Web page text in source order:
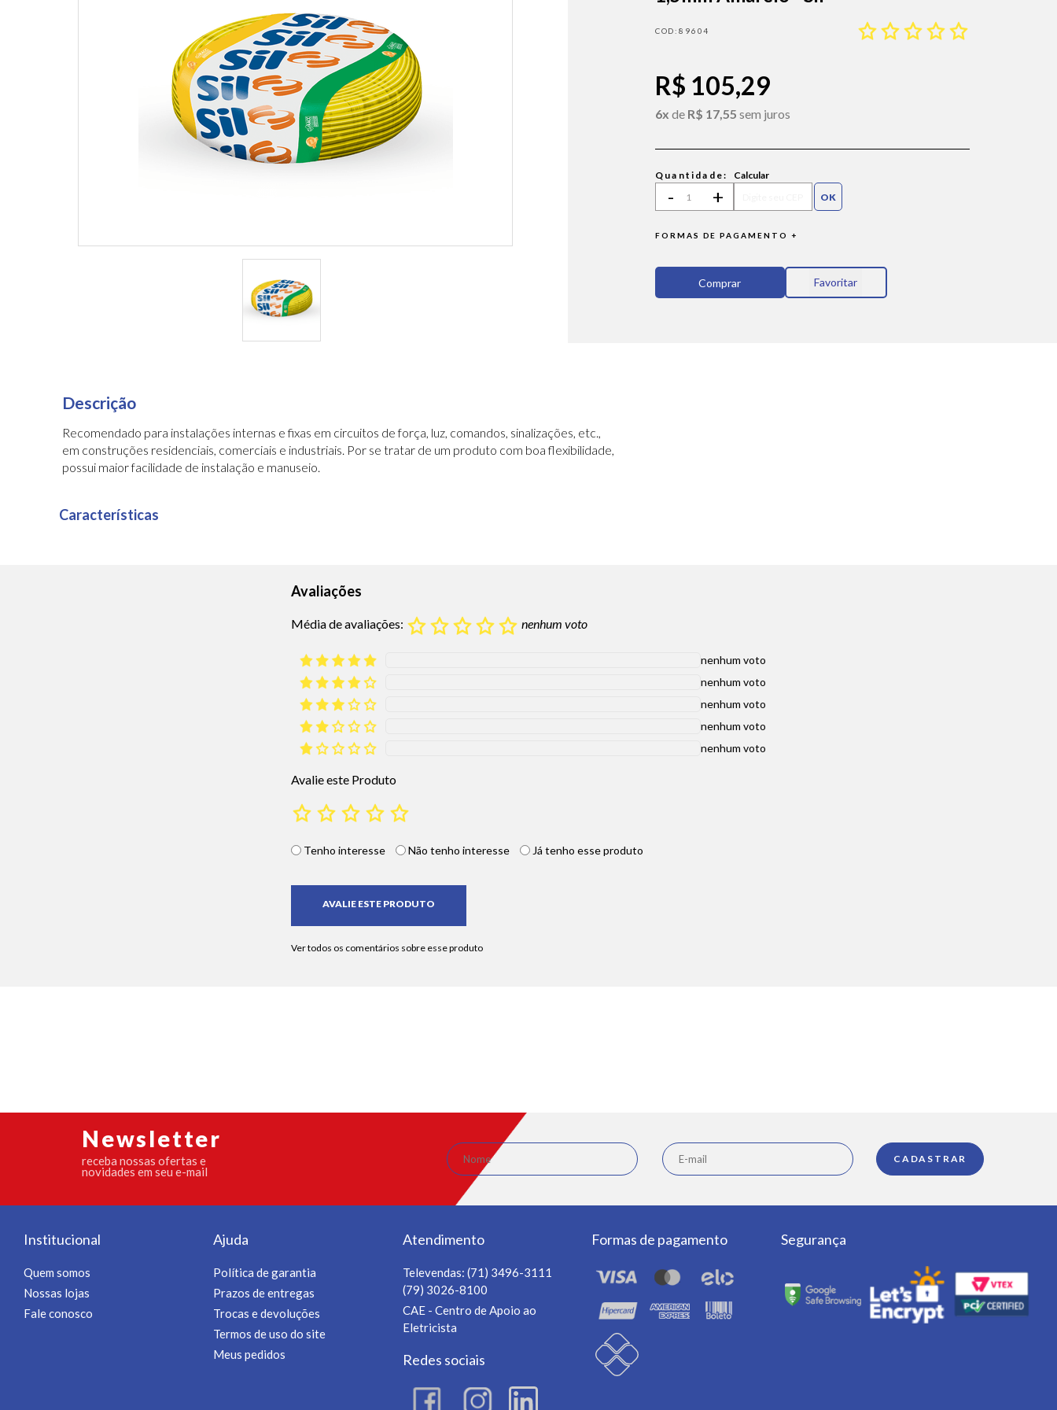
89604
R$ 105,29
6x de R$ 17,55 sem juros
Quantidade:
- +
Calcular
FORMAS DE PAGAMENTO +
Comprar Favoritar
Descrição
Recomendado para instalações internas e fixas em circuitos de força, luz, comandos, sinalizações, etc.,
em construções residenciais, comerciais e industriais. Por se tratar de um produto com boa flexibilidade,
possui maior facilidade de instalação e manuseio.
Características
Avaliações
Média de avaliações: nenhum voto
nenhum voto
nenhum voto
nenhum voto
nenhum voto
nenhum voto
Avalie este Produto
Tenho interesse Não tenho interesse Já tenho esse produto
Newsletter
receba nossas ofertas e
novidades em seu e-mail
Institucional
Quem somos
Nossas lojas
Fale conosco
Ajuda
Política de garantia
Prazos de entregas
Trocas e devoluções
Termos de uso do site
Meus pedidos
Atendimento
Televendas: (71) 3496-3111
(79) 3026-8100
CAE - Centro de Apoio ao
Eletricista
Redes sociais
Formas de pagamento Segurança